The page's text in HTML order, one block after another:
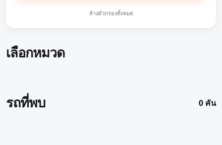
ล้างตัวกรองทั้งหมด
เลือกหมวด
รถที่พบ 0 คัน